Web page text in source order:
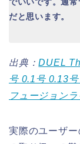
だと思います。
出典：DUEL
号 0.1号 0.13
フュージョン
実際のユーザ